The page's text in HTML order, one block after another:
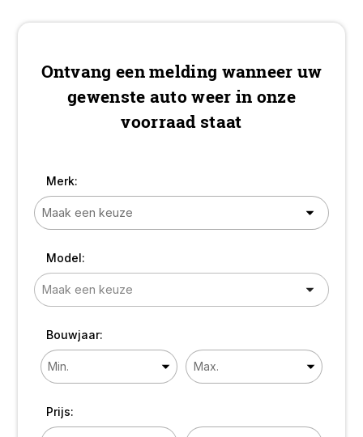
Ontvang een melding wanneer uw
gewenste auto weer in onze
voorraad staat
Merk:
Model:
Bouwjaar:
Prijs: